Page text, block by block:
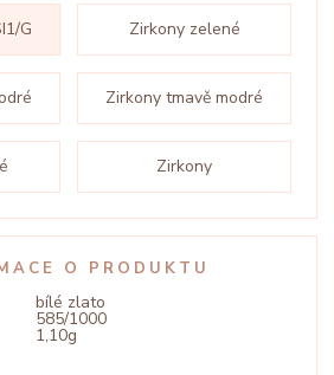
G Zirkony zelené
Zirkony tmavě modré
Zirkony
O PRODUKTU
bílé zlato
585/1000
1,10g